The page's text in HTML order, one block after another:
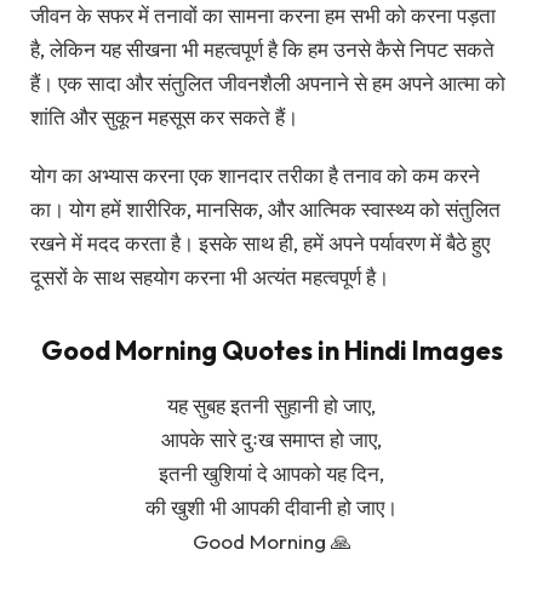
जीवन के सफर में तनावों का सामना करना हम सभी को करना पड़ता
है, लेकिन यह सीखना भी महत्वपूर्ण है कि हम उनसे कैसे निपट सकते
हैं। एक सादा और संतुलित जीवनशैली अपनाने से हम अपने आत्मा को
शांति और सुकून महसूस कर सकते हैं।
योग का अभ्यास करना एक शानदार तरीका है तनाव को कम करने
का। योग हमें शारीरिक, मानसिक, और आत्मिक स्वास्थ्य को संतुलित
रखने में मदद करता है। इसके साथ ही, हमें अपने पर्यावरण में बैठे हुए
दूसरों के साथ सहयोग करना भी अत्यंत महत्वपूर्ण है।
Good Morning Quotes in Hindi Images
यह सुबह इतनी सुहानी हो जाए,
आपके सारे दुःख समाप्त हो जाए,
इतनी खुशियां दे आपको यह दिन,
की खुशी भी आपकी दीवानी हो जाए।
Good Morning 🙏